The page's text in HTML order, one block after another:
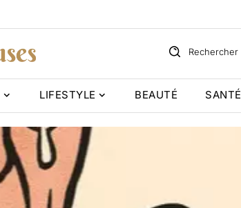
Rechercher
LIFESTYLE BEAUTÉ SANTÉ